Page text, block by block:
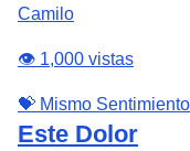
Camilo
👁️ 1,000 vistas
💝 Mismo Sentimiento
Este Dolor